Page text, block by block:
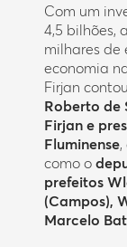
Com um
4,5 bilhões,
milhares de
economia
Firjan
Roberto de
Firjan e
Fluminense
como o
prefeitos
(Campos),
Marcelo